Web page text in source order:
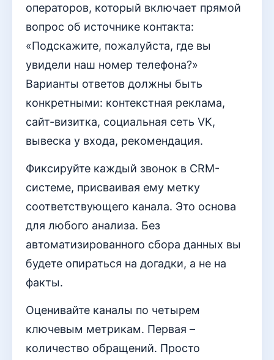
операторов, который включает прямой
вопрос об источнике контакта:
«Подскажите, пожалуйста, где вы
увидели наш номер телефона?»
Варианты ответов должны быть
конкретными: контекстная реклама,
сайт-визитка, социальная сеть VK,
вывеска у входа, рекомендация.
Фиксируйте каждый звонок в CRM-
системе, присваивая ему метку
соответствующего канала. Это основа
для любого анализа. Без
автоматизированного сбора данных вы
будете опираться на догадки, а не на
факты.
Оценивайте каналы по четырем
ключевым метрикам. Первая –
количество обращений. Просто